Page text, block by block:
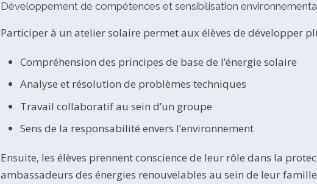
Développement de compétences et sensibilisation
Participer à un atelier solaire permet aux élèves de développer
Compréhension des principes de base de l’énergie solaire
Analyse et résolution de problèmes techniques
Travail collaboratif au sein d’un groupe
Sens de la responsabilité envers l’environnement
Ensuite, les élèves prennent conscience de leur rôle dans la
ambassadeurs des énergies renouvelables au sein de leur